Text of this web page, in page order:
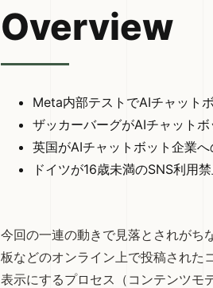
Overview
Meta内部テストでAIチャット
ザッカーバーグがAIチャット
英国がAIチャットボット企業
ドイツが16歳未満のSNS利用
今回の一連の動きで見落とされがち
板などのオンライン上で投稿された
表示にするプロセス（コンテンツモ